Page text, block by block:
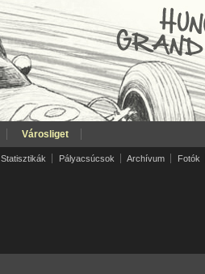
Városliget
Statisztikák Pályacsúcsok Archívum Fotók